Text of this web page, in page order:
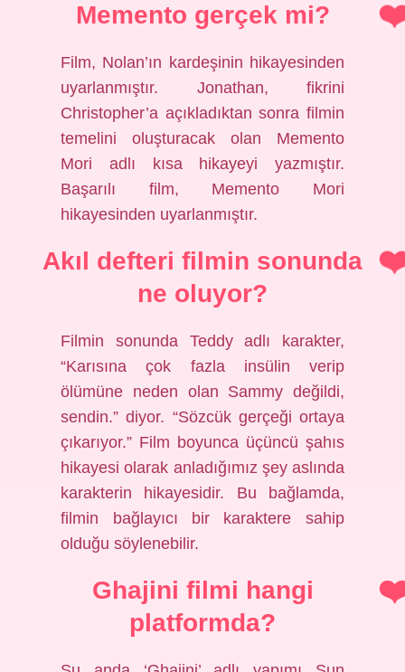
Memento gerçek mi?
Film, Nolan’ın kardeşinin hikayesinden
uyarlanmıştır. Jonathan, fikrini
Christopher’a açıkladıktan sonra filmin
temelini oluşturacak olan Memento
Mori adlı kısa hikayeyi yazmıştır.
Başarılı film, Memento Mori
hikayesinden uyarlanmıştır.
Akıl defteri filmin sonunda
ne oluyor?
Filmin sonunda Teddy adlı karakter,
“Karısına çok fazla insülin verip
ölümüne neden olan Sammy değildi,
sendin.” diyor. “Sözcük gerçeği ortaya
çıkarıyor.” Film boyunca üçüncü şahıs
hikayesi olarak anladığımız şey aslında
karakterin hikayesidir. Bu bağlamda,
filmin bağlayıcı bir karaktere sahip
olduğu söylenebilir.
Ghajini filmi hangi
platformda?